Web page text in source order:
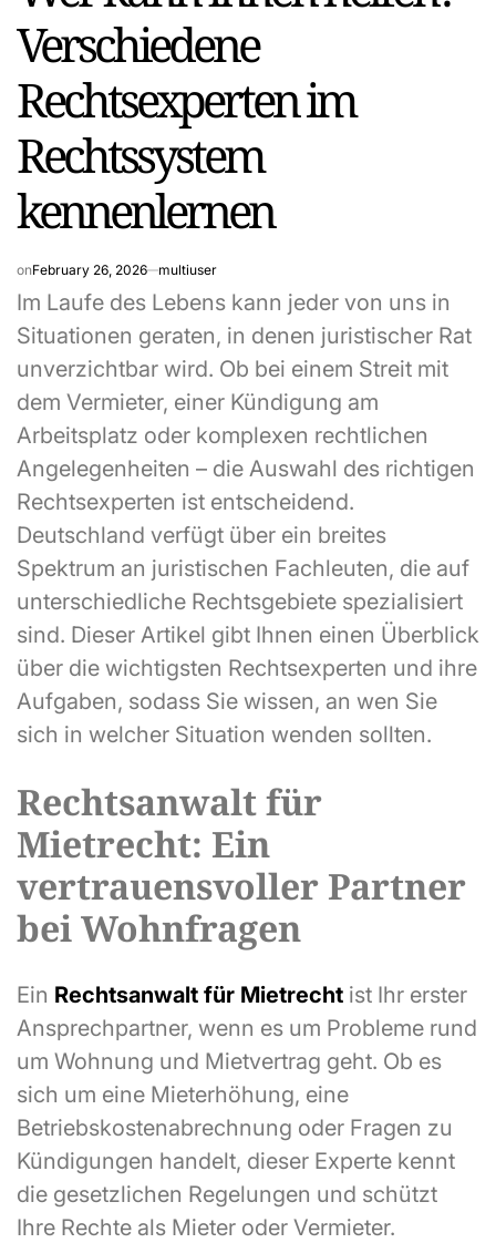
Verschiedene
Rechtsexperten im
Rechtssystem
kennenlernen
onFebruary 26, 2026 multiuser
Im Laufe des Lebens kann jeder von uns in
Situationen geraten, in denen juristischer Rat
unverzichtbar wird. Ob bei einem Streit mit
dem Vermieter, einer Kündigung am
Arbeitsplatz oder komplexen rechtlichen
Angelegenheiten – die Auswahl des richtigen
Rechtsexperten ist entscheidend.
Deutschland verfügt über ein breites
Spektrum an juristischen Fachleuten, die auf
unterschiedliche Rechtsgebiete spezialisiert
sind. Dieser Artikel gibt Ihnen einen Überblick
über die wichtigsten Rechtsexperten und ihre
Aufgaben, sodass Sie wissen, an wen Sie
sich in welcher Situation wenden sollten.
Rechtsanwalt für
Mietrecht: Ein
vertrauensvoller Partner
bei Wohnfragen
Ein Rechtsanwalt für Mietrecht ist Ihr erster
Ansprechpartner, wenn es um Probleme rund
um Wohnung und Mietvertrag geht. Ob es
sich um eine Mieterhöhung, eine
Betriebskostenabrechnung oder Fragen zu
Kündigungen handelt, dieser Experte kennt
die gesetzlichen Regelungen und schützt
Ihre Rechte als Mieter oder Vermieter.